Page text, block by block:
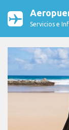
Servicios e